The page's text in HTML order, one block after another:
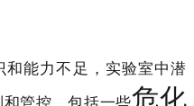
和能力不足，实验室中潜
管控，包括一些危化